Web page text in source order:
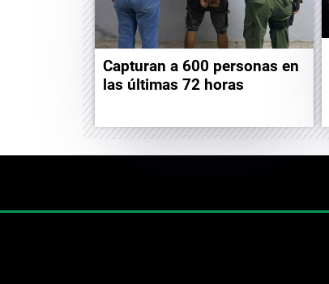
Capturan a 600 personas en
las últimas 72 horas